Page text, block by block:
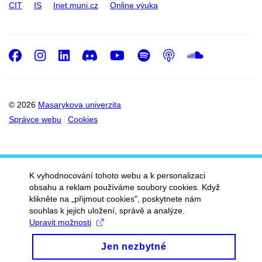
CIT IS Inet.muni.cz Online výuka
© 2026 Masarykova univerzita
Správce webu
Cookies
Facebook
Instagram
LinkedIn
DiscordYoutube
Spotify
Podcast
K vyhodnocování tohoto webu a k personalizaci
obsahu a reklam používáme soubory cookies. Když
klikněte na „přijmout cookies", poskytnete nám
souhlas k jejich uložení, správě a analýze.
Upravit možnosti
Jen nezbytné